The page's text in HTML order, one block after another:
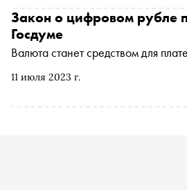
11 июля 2023 г.
Закон о цифровом рубле
Госдуме
Валюта станет средством для